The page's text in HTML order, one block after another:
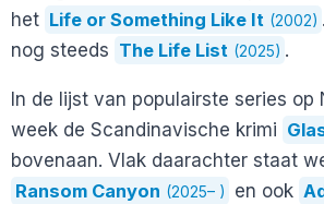
het Life or Something Like It (2002)
nog steeds The Life List (2025) .
In de lijst van populairste series
week de Scandinavische krimi
bovenaan. Vlak daarachter staat
Ransom Canyon (2025– ) en ook